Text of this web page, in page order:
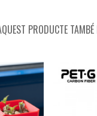
PRODUCTE